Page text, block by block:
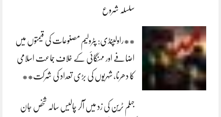
سلسلہ شروع
**راولپنڈی: پٹرولیم مصنوعات کی قیمتوں میں
اضافے اور مہنگائی کے خلاف جماعت اسلامی
کا دھرنا، شہریوں کی بڑی تعداد کی شرکت**
جہلم ٹرین کی زد میں آکر چالیس سالہ شخص جان